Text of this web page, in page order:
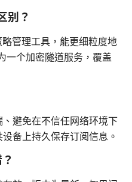
别？
管理工具，能更细粒度地
一个加密隧道服务，覆盖
避免在不信任网络环境下
备上持久保存订阅信息。